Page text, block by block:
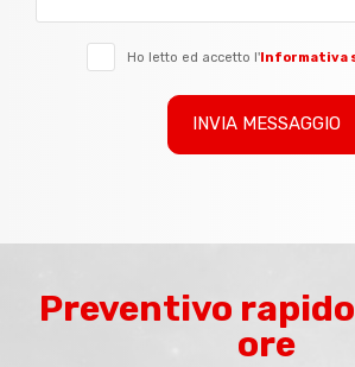
Ho letto ed accetto l'Informativa
Preventivo
ore